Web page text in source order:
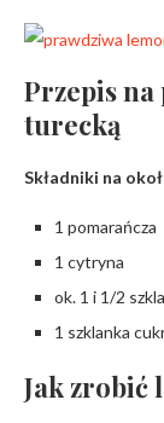
Przepis
turecką
Składniki na
1 pomarańcza
1 cytryna
ok. 1 i 1/2
1 szklanka
Jak zrobić